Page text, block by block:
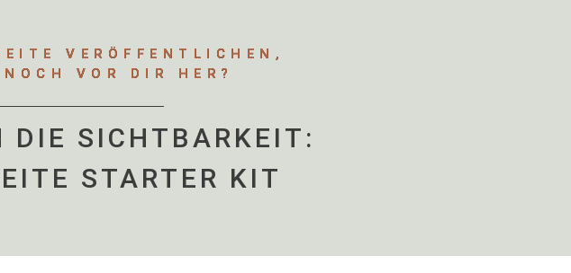
VERÖFFENTLICHEN,
VOR DIR HER?
DIE SICHTBARKEIT:
STARTER KIT